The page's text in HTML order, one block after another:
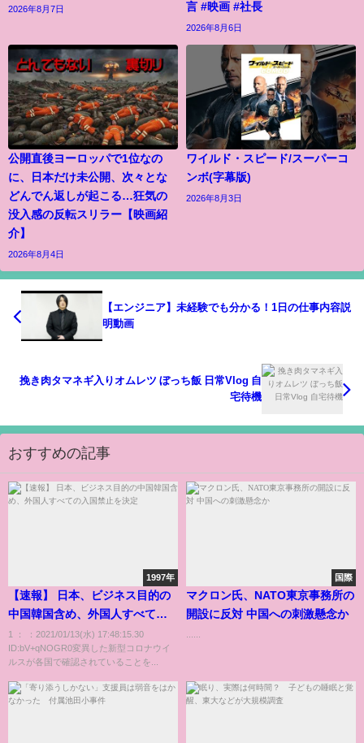
2026年8月7日
言 #映画 #社長
2026年8月6日
公開直後ヨーロッパで1位なの
に、日本だけ未公開、次々とな
どんでん返しが起こる…狂気の
没入感の反転スリラー【映画紹
介】
2026年8月4日
ワイルド・スピード/スーパーコ
ンボ(字幕版)
2026年8月3日
【エンジニア】未経験でも分かる！1日の仕事内容説
明動画
挽き肉タマネギ入りオムレツ ぼっち飯 日常Vlog 自
宅待機
おすすめの記事
1997年
【速報】 日本、ビジネス目的の
中国韓国含め、外国人すべての
入国禁止を決定
1 ： ：2021/01/13(水) 17:48:15.30
ID:bV+qNOGR0変異した新型コロナウイ
ルスが各国で確認されていることを...
国際
マクロン氏、NATO東京事務所の
開設に反対 中国への刺激懸念か